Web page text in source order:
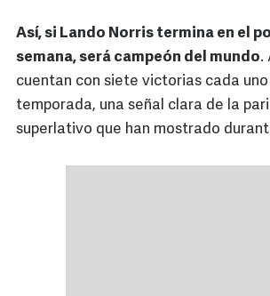
Así, si Lando Norris termina en el
semana, será campeón del mundo.
cuentan con siete victorias cada uno
temporada, una señal clara de la
superlativo que han mostrado